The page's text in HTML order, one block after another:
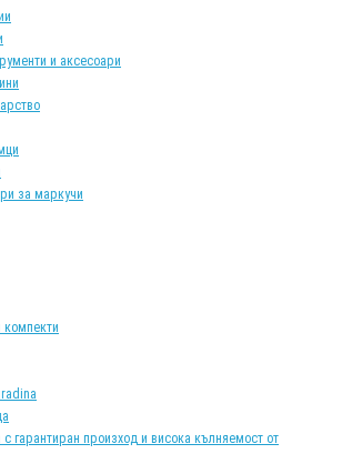
и аксесоари
за маркучи
гарантиран произход и висока кълняемост от